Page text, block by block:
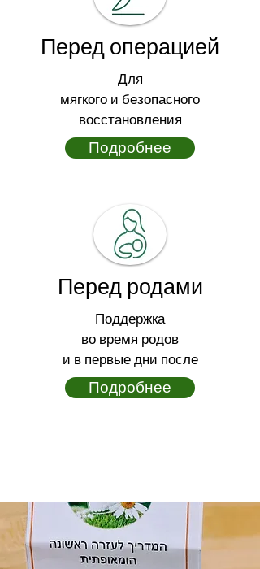
Перед операцией
Для
мягкого и безопасного
восстановления
Подробнее
Перед родами
Поддержка
во время родов
и в первые дни после
Подробнее